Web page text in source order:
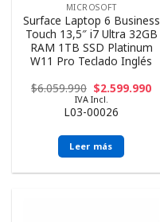
MICROSOFT
Surface Laptop 6 Business
Touch 13,5″ i7 Ultra 32GB
RAM 1TB SSD Platinum
W11 Pro Teclado Inglés
$6.059.990 $2.599.990
IVA Incl.
L03-00026
Leer más